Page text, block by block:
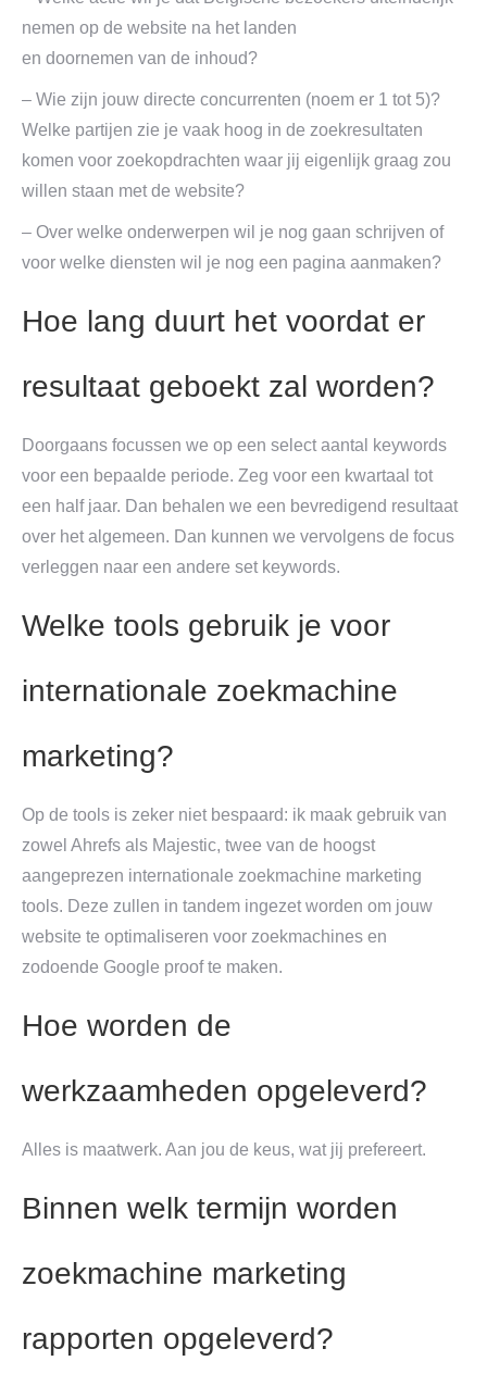
nemen op de website na het landen
en doornemen van de inhoud?
– Wie zijn jouw directe concurrenten (noem er 1 tot 5)?
Welke partijen zie je vaak hoog in de zoekresultaten
komen voor zoekopdrachten waar jij eigenlijk graag zou
willen staan met de website?
– Over welke onderwerpen wil je nog gaan schrijven of
voor welke diensten wil je nog een pagina aanmaken?
Hoe lang duurt het voordat er
resultaat geboekt zal worden?
Doorgaans focussen we op een select aantal keywords
voor een bepaalde periode. Zeg voor een kwartaal tot
een half jaar. Dan behalen we een bevredigend resultaat
over het algemeen. Dan kunnen we vervolgens de focus
verleggen naar een andere set keywords.
Welke tools gebruik je voor
internationale zoekmachine
marketing?
Op de tools is zeker niet bespaard: ik maak gebruik van
zowel Ahrefs als Majestic, twee van de hoogst
aangeprezen internationale zoekmachine marketing
tools. Deze zullen in tandem ingezet worden om jouw
website te optimaliseren voor zoekmachines en
zodoende Google proof te maken.
Hoe worden de
werkzaamheden opgeleverd?
Alles is maatwerk. Aan jou de keus, wat jij prefereert.
Binnen welk termijn worden
zoekmachine marketing
rapporten opgeleverd?